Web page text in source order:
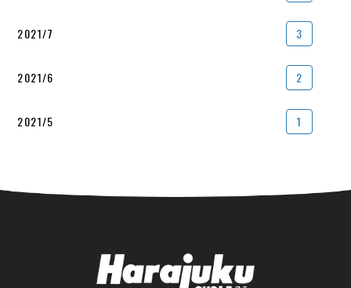
2021/7 3
2021/6 2
2021/5 1